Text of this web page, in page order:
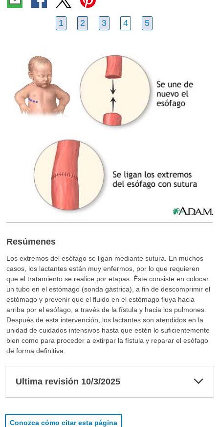
1 2 3 4 5
Resúmenes
Los extremos del esófago se ligan mediante sutura. En muchos
casos, los lactantes están muy enfermos, por lo que requieren
que el tratamiento se realice por etapas. Éste consiste en colocar
un tubo en el estómago (sonda gástrica), a fin de descomprimir el
estómago y prevenir que el fluido en el estómago fluya hacia
arriba por el esófago, a través de la fístula y hacia los pulmones.
Después de esta intervención, los lactantes son atendidos en la
unidad de cuidados intensivos hasta que estén lo suficientemente
bien como para proceder a extirpar la fístula y reparar el esófago
de forma definitiva.
Ultima revisión 10/3/2025
Conozca cómo citar esta página